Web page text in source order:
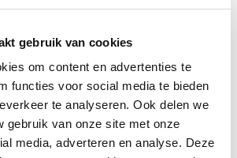
gebruik van cookies
om content en advertenties te
functies voor social media te bieden
te analyseren. Ook delen we
gebruik van onze site met onze
media, adverteren en analyse. Deze
3/4" x 25mm